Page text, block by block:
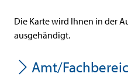
Die Karte wird Ihnen in der
ausgehändigt.
Amt/